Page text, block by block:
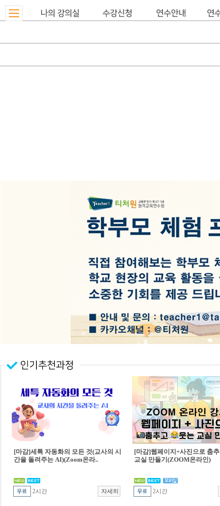
[마감]세특 자동화의 모든 것(교사의 시
간을 돌려주는 AI)(Zoom온라..
2시간
[마감]웹페이지+사진으로 춤
교실 만들기(ZOOM온라인)
2시간